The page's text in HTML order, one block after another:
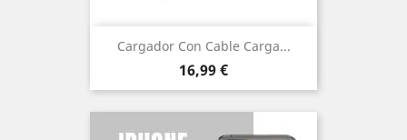
Cargador Con Cable Carga...
Precio
16,99 €